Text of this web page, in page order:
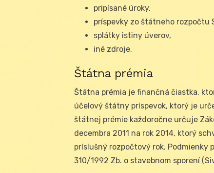
pripísané úroky,
príspevky zo štátneho rozpočtu
splátky istiny úverov,
iné zdroje.
Štátna prémia
Štátna prémia je finančná čiastka,
účelový štátny príspevok, ktorý je
štátnej prémie každoročne určuje
decembra 2011 na rok 2014, ktorý
príslušný rozpočtový rok. Podmienky
310/1992 Zb. o stavebnom sporení